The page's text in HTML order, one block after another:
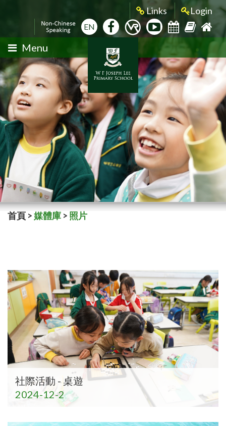
Links Login
EN
Menu
首頁 >媒體庫 > 照片
社際活動 - 桌遊
2024-12-2